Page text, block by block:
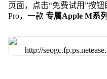
页面，点击“免费试用”按
Pro，一款 专属Apple M系